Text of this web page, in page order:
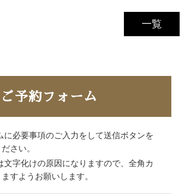
一覧
ご予約フォーム
に必要事項のご入力をして送信ボタンを
さい。
文字化けの原因になりますので、全角カ
すようお願いします。